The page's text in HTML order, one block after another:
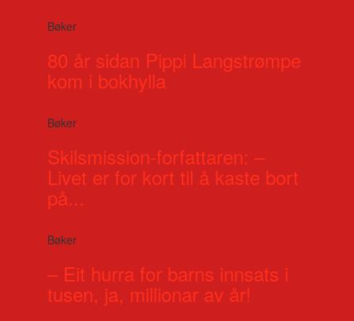
Bøker
80 år sidan Pippi Langstrømpe
kom i bokhylla
Bøker
Skilsmission-forfattaren: –
Livet er for kort til å kaste bort
på...
Bøker
– Eit hurra for barns innsats i
tusen, ja, millionar av år!